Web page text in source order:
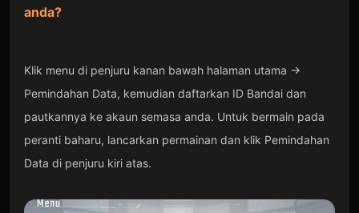
anda?
Klik menu di penjuru kanan bawah halaman utama →
Pemindahan Data, kemudian daftarkan ID Bandai dan
pautkannya ke akaun semasa anda. Untuk bermain pada
peranti baharu, lancarkan permainan dan klik Pemindahan
Data di penjuru kiri atas.